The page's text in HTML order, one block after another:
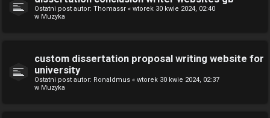
Ostatni post autor: Thomassr « wtorek 30 kwie 2024, 02:40
w Muzyka
custom dissertation proposal writing website for
university
Ostatni post autor: Ronaldmus « wtorek 30 kwie 2024, 02:37
w Muzyka